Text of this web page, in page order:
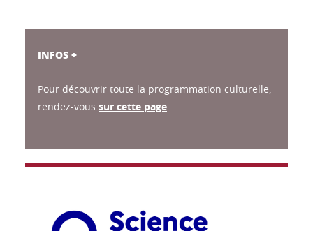
INFOS +
Pour découvrir toute la programmation culturelle,
rendez-vous sur cette page